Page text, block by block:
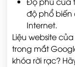
độ phổ biến
Internet.
Liệu website
trong mắt
khóa rời rạc?